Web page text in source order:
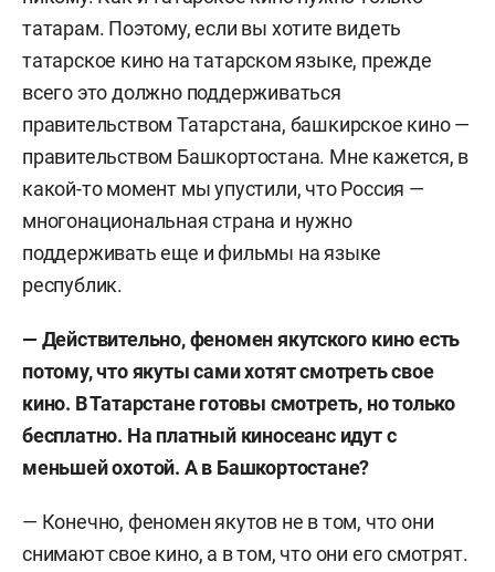
татарам. Поэтому, если вы хотите видеть
татарское кино на татарском языке, прежде
всего это должно поддерживаться
правительством Татарстана, башкирское кино —
правительством Башкортостана. Мне кажется, в
какой-то момент мы упустили, что Россия —
многонациональная страна и нужно
поддерживать еще и фильмы на языке
республик.
— Действительно, феномен якутского кино есть
потому, что якуты сами хотят смотреть свое
кино. В Татарстане готовы смотреть, но только
бесплатно. На платный киносеанс идут с
меньшей охотой. А в Башкортостане?
— Конечно, феномен якутов не в том, что они
снимают свое кино, а в том, что они его смотрят.